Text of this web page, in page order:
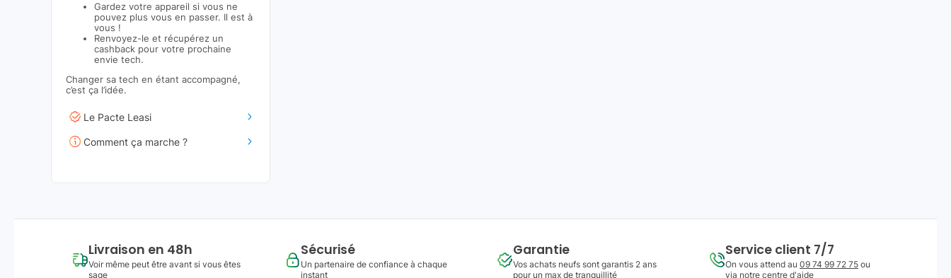
Gardez votre appareil si vous ne
pouvez plus vous en passer. Il est à
vous !
Renvoyez-le et récupérez un
cashback pour votre prochaine
envie tech.
Changer sa tech en étant accompagné,
c’est ça l’idée.
Le Pacte Leasi
Comment ça marche ?
Livraison en 48h
Voir même peut être avant si vous êtes
sage
Sécurisé
Un partenaire de confiance à chaque
instant
Garantie
Vos achats neufs sont garantis 2 ans
pour un max de tranquillité
Service client 7/7
On vous attend au 09 74 99 72 75 ou
via notre centre d'aide